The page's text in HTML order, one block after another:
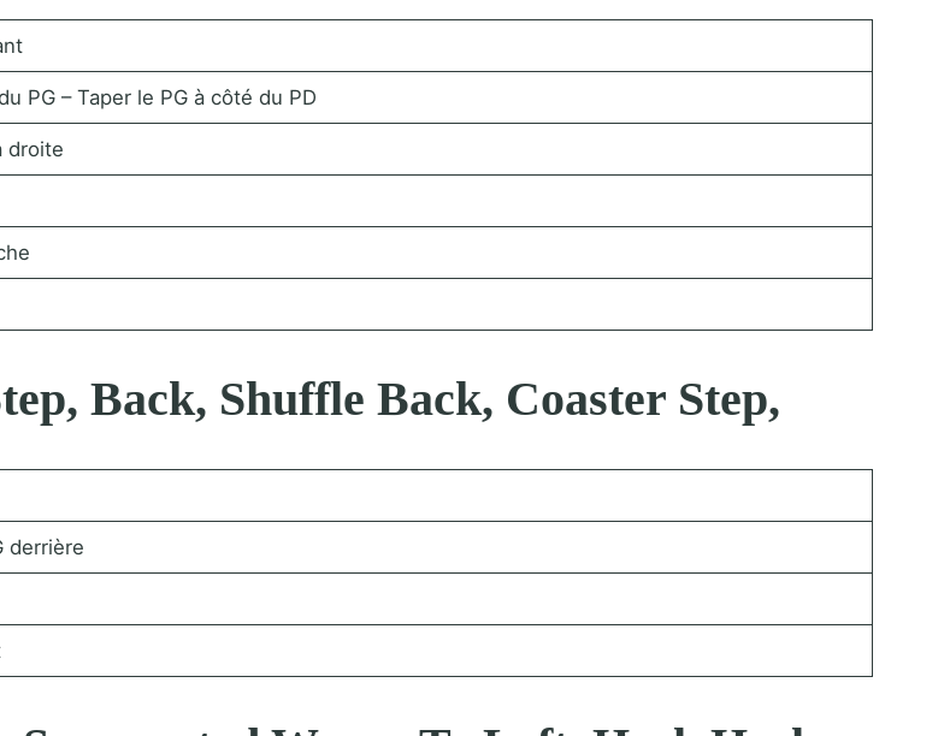
PG – Taper le PG à côté du PD
droite
Back, Shuffle Back, Coaster Step,
derrière